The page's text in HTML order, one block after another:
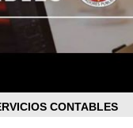
CONTABLES